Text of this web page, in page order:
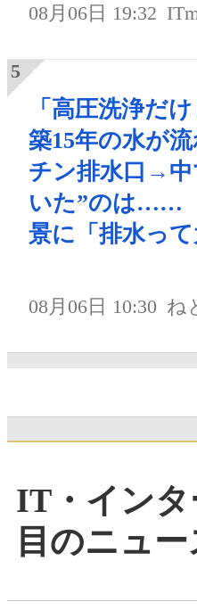
08月06日 19:32
「高圧洗浄だ
築15年の水が
チン排水口→中
いた”のは……
景に「排水って
08月06日 10:30 ね
IT・イン
目のニュー